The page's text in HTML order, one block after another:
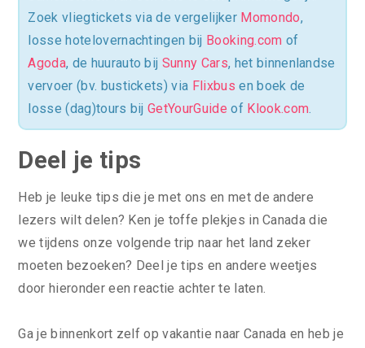
Zoek vliegtickets via de vergelijker Momondo,
losse hotelovernachtingen bij Booking.com of
Agoda, de huurauto bij Sunny Cars, het binnenlandse
vervoer (bv. bustickets) via Flixbus en boek de
losse (dag)tours bijGetYourGuide of Klook.com.
Deel je tips
Heb je leuke tips die je met ons en met de andere
lezers wilt delen? Ken je toffe plekjes in Canada die
we tijdens onze volgende trip naar het land zeker
moeten bezoeken? Deel je tips en andere weetjes
door hieronder een reactie achter te laten.
Ga je binnenkort zelf op vakantie naar Canada en heb je